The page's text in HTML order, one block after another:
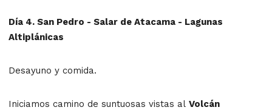
Día 4. San Pedro - Salar de Atacama - Lagunas
Altiplánicas
Desayuno y comida.
Iniciamos camino de suntuosas vistas al Volcán